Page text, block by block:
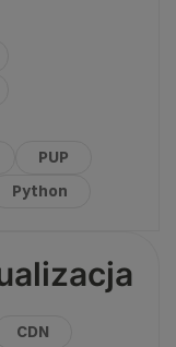
PUP
Python
CDN